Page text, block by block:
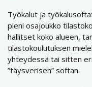
Työkalut ja
pieni osajoukko
hallitset koko alueen,
tilastokoulutuksen
yhteydessä tai sitten
”täysverisen” softan.